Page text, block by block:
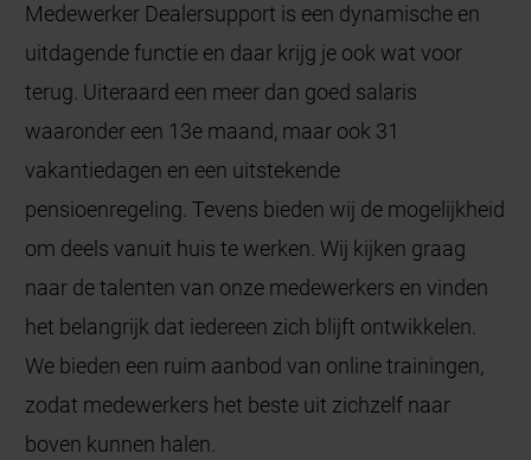
Medewerker Dealersupport is een dynamische en
uitdagende functie en daar krijg je ook wat voor
terug. Uiteraard een meer dan goed salaris
waaronder een 13e maand, maar ook 31
vakantiedagen en een uitstekende
pensioenregeling. Tevens bieden wij de mogelijkheid
om deels vanuit huis te werken. Wij kijken graag
naar de talenten van onze medewerkers en vinden
het belangrijk dat iedereen zich blijft ontwikkelen.
We bieden een ruim aanbod van online trainingen,
zodat medewerkers het beste uit zichzelf naar
boven kunnen halen.